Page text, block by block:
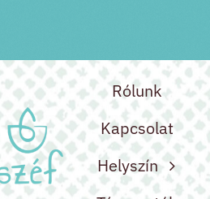
Rólunk
Kapcsolat
Helyszín